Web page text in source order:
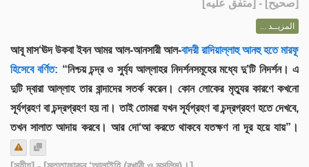
[صحيح] - [متفق عليه]
المزيــد ...
আবূ মাস‘ঊদ উকবা ইবন আমর আল-আনসারী আল-বাদরী রাদিয়াল্লাহু আনহু হতে মারফূ
হিসেবে বর্ণিত: “নিশ্চয় চন্দ্র ও সুর্য্য আল্লাহর নিদর্শনসমূহের মধ্যে দু’টি নিদর্শন। এ
দুটি দ্বারা আল্লাহ তার বান্দাদের সতর্ক করেন। কোন লোকের মৃত্যুর কারণে কখনো
সূর্যগ্রহণ বা চন্দ্রগ্রহণ হয় না। তাই তোমরা যখন সূর্যগ্রহণ বা চন্দ্রগ্রহণ হতে দেখবে,
তখন সালাত আদায় করবে। আর দো‘আ করতে থাকবে যতক্ষণ না দূর হয়ে যায়”।